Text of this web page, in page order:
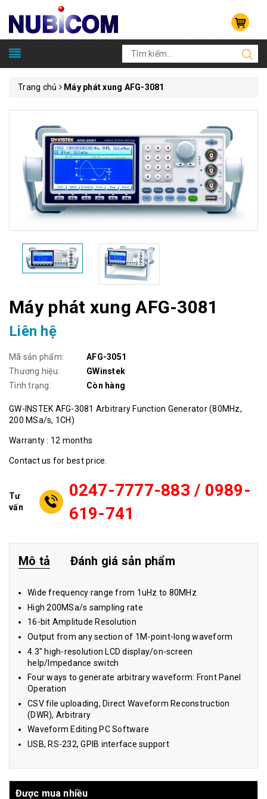
Trang chủ Máy phát xung AFG-3081
Máy phát xung AFG-3081
Liên hệ
Mã sản phẩm:
AFG-3051
Thương hiệu:
GWinstek
Tình trạng:
Còn hàng
GW-INSTEK AFG-3081 Arbitrary Function Generator (80MHz,
200 MSa/s, 1CH)
Warranty : 12 months
Contact us for best price.
Tư
vấn
0247-7777-883 / 0989-
619-741
Mô tả Đánh giá sản phẩm
Wide frequency range from 1uHz to 80MHz
High 200MSa/s sampling rate
16-bit Amplitude Resolution
Output from any section of 1M-point-long waveform
4.3" high-resolution LCD display/on-screen
help/Impedance switch
Four ways to generate arbitrary waveform: Front Panel
Operation
CSV file uploading, Direct Waveform Reconstruction
(DWR), Arbitrary
Waveform Editing PC Software
USB, RS-232, GPIB interface support
Được mua nhiều